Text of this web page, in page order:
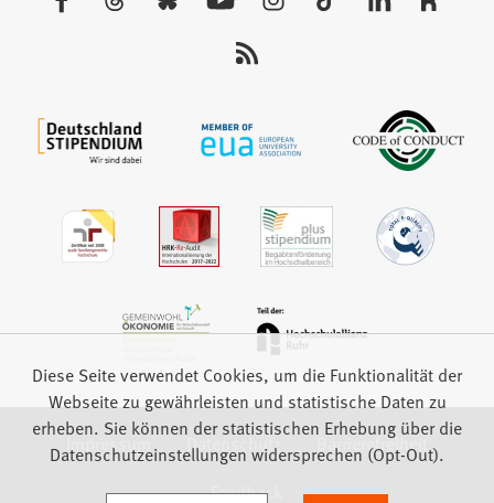
Impressum Datenschutz
Barrierefreiheit
Feedback
Diese Seite verwendet Cookies, um die Funktionalität der
Webseite zu gewährleisten und statistische Daten zu
erheben. Sie können der statistischen Erhebung über die
Datenschutzeinstellungen widersprechen (Opt-Out).